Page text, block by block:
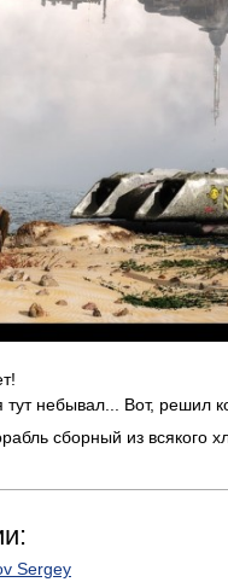
тут небывал... Вот, решил
сборный из всякого
Sergey